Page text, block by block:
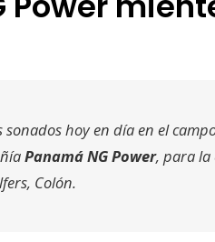
sonados hoy en día en el
Panamá NG Power, para la
Colón.